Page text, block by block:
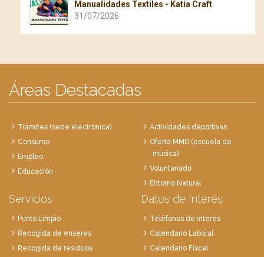
Manualidades Textiles - Katia Craft
31/07/2026
Áreas Destacadas
Trámites (sede electrónica)
Consumo
Empleo
Educación
Actividades deportivas
Oferta MMD (escuela de
música)
Voluntariado
Entorno Natural
Servicios
Punto Limpio
Recogida de enseres
Recogida de residuos
Datos de Interés
Teléfonos de interés
Calendario Laboral
Calendario Fiscal